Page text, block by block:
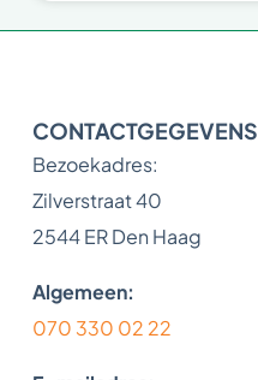
CONTACTGEGEVENS
Bezoekadres:
Zilverstraat 40
2544 ER Den Haag
Algemeen:
070 330 02 22